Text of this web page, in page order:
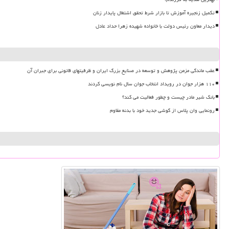
تکمیل زنجیره آموزش تا بازار شرط تحقق اشتغال پایدار زنان
دیدار معاون رئیس دولت با خانواده شهیده زهرا حداد عادل
عقب ماندگی مزمن پژوهش و توسعه در صنایع بزرگ ایران و ظرفیتهای قانونی برای جبران آن
۱۱۰ هزار جوان در رویداد انتخاب جوان سال نام نویسی کردند
بانک شیر مادر چیست و چطور فعالیت می کند؟
رونمایی وان پلاس از گوشی جدید خود با بدنه مقاوم